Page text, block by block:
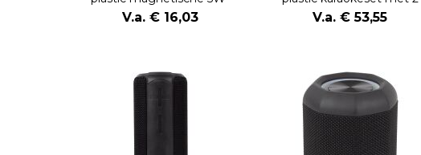
luidspreker
V.a. € 16,03
microfoons
V.a. € 53,55